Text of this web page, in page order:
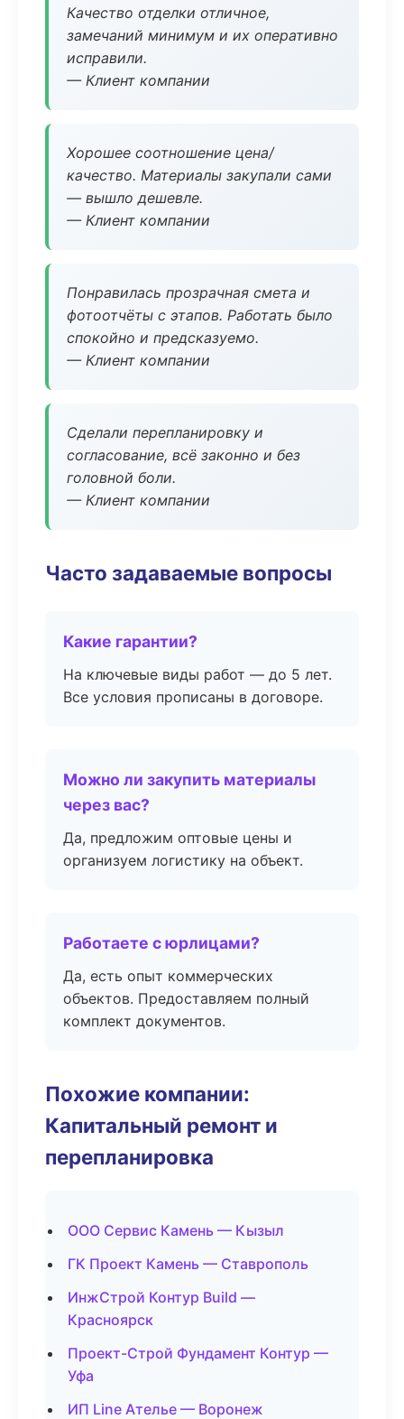
Качество отделки отличное,
замечаний минимум и их оперативно
исправили.
— Клиент компании
Хорошее соотношение цена/
качество. Материалы закупали сами
— вышло дешевле.
— Клиент компании
Понравилась прозрачная смета и
фотоотчёты с этапов. Работать было
спокойно и предсказуемо.
— Клиент компании
Сделали перепланировку и
согласование, всё законно и без
головной боли.
— Клиент компании
Часто задаваемые вопросы
Какие гарантии?
На ключевые виды работ — до 5 лет.
Все условия прописаны в договоре.
Можно ли закупить материалы
через вас?
Да, предложим оптовые цены и
организуем логистику на объект.
Работаете с юрлицами?
Да, есть опыт коммерческих
объектов. Предоставляем полный
комплект документов.
Похожие компании:
Капитальный ремонт и
перепланировка
ООО Сервис Камень — Кызыл
ГК Проект Камень — Ставрополь
ИнжСтрой Контур Build —
Красноярск
Проект-Строй Фундамент Контур —
Уфа
ИП Line Ателье — Воронеж